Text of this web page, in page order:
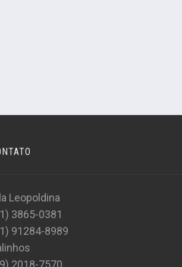
Leopoldina
3865-0381
91284-8989
2018-7570